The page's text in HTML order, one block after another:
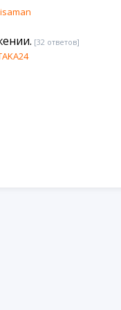
[32 ответов]